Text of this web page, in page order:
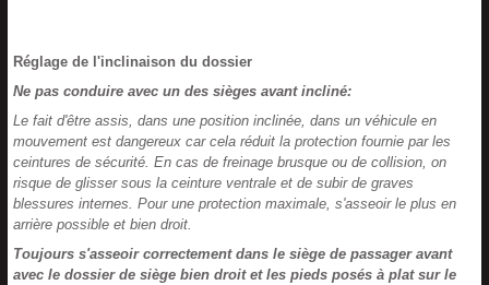
Réglage de l'inclinaison du dossier
Ne pas conduire avec un des sièges avant incliné:
Le fait d'être assis, dans une position inclinée, dans un véhicule en
mouvement est dangereux car cela réduit la protection fournie par les
ceintures de sécurité. En cas de freinage brusque ou de collision, on
risque de glisser sous la ceinture ventrale et de subir de graves
blessures internes. Pour une protection maximale, s'asseoir le plus en
arrière possible et bien droit.
Toujours s'asseoir correctement dans le siège de passager avant
avec le dossier de siège bien droit et les pieds posés à plat sur le